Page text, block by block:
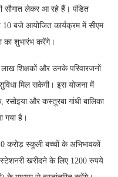
सौगात लेकर आ रहे हैं। पंडित
बजे आयोजित कार्यक्रम में सीएम
का शुभारंभ करेंगे।
शिक्षकों और उनके परिवारजनों
मिल सकेगी। इस योजना में
रसोइया और कस्तूरबा गांधी बालिका
गया है।
करोड़ स्कूली बच्चों के अभिभावकों
खरीदने के लिए 1200 रुपये